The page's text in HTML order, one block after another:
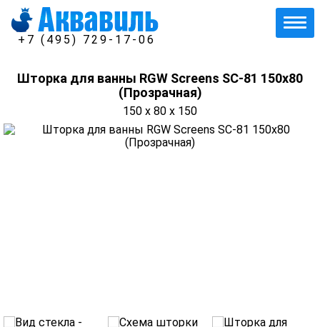
+7 (495) 729-17-06
Шторка для ванны RGW Screens SC-81 150х80
(Прозрачная)
150 x 80 x 150